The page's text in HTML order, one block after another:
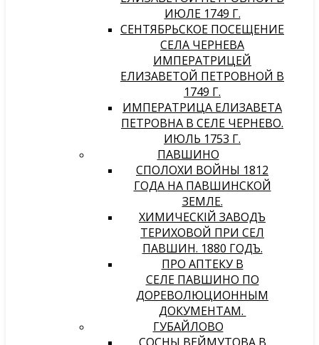
ИЮЛЕ 1749 Г.
СЕНТЯБРЬСКОЕ ПОСЕЩЕНИЕ
СЕЛА ЧЕРНЕВА
ИМПЕРАТРИЦЕЙ
ЕЛИЗАВЕТОЙ ПЕТРОВНОЙ В
1749 Г.
ИМПЕРАТРИЦА ЕЛИЗАВЕТА
ПЕТРОВНА В СЕЛЕ ЧЕРНЕВО.
ИЮЛЬ 1753 Г.
ПАВШИНО
СПОЛОХИ ВОЙНЫ 1812
ГОДА НА ПАВШИНСКОЙ
ЗЕМЛЕ.
ХИМИЧЕСКIЙ ЗАВОДЪ
ТЕРИХОВОЙ ПРИ СЕЛѢ
ПАВШИНѢ. 1880 ГОДЪ.
ПРО АПТЕКУ В
СЕЛЕ ПАВШИНО ПО
ДОРЕВОЛЮЦИОННЫМ
ДОКУМЕНТАМ.
ГУБАЙЛОВО